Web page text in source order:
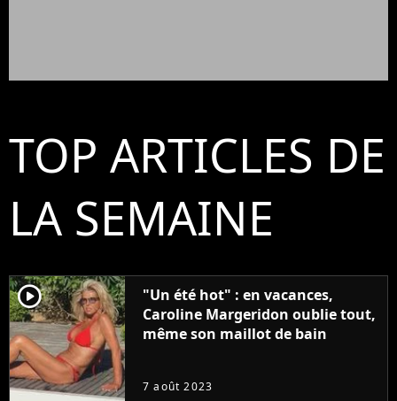
TOP ARTICLES DE
LA SEMAINE
player2
"Un été hot" : en vacances,
Caroline Margeridon oublie tout,
même son maillot de bain
7 août 2023